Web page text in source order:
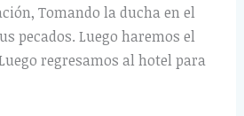
Tomando la ducha en el
pecados. Luego haremos el
regresamos al hotel para